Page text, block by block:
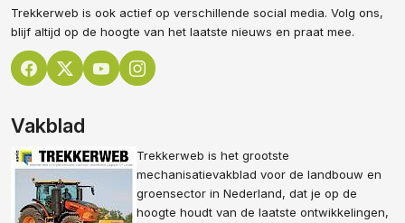
Trekkerweb is ook actief op verschillende social media. Volg ons,
blijf altijd op de hoogte van het laatste nieuws en praat mee.
Vakblad
Trekkerweb is het grootste
mechanisatievakblad voor de landbouw en
groensector in Nederland, dat je op de
hoogte houdt van de laatste ontwikkelingen,